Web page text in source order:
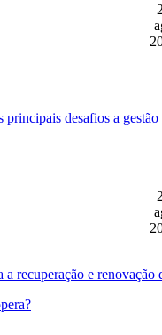
desafios a
recuperação e renovação